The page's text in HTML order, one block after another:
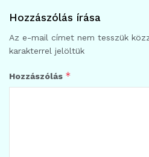
Hozzászólás írása
Az e-mail címet nem tesszük
karakterrel jelöltük
Hozzászólás *